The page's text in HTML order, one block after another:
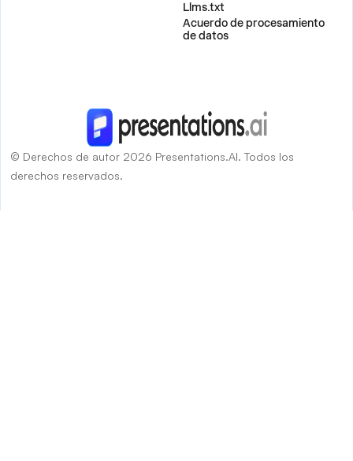
Llms.txt
Acuerdo de procesamiento
de datos
© Derechos de autor 2026 Presentations.AI. Todos los
derechos reservados.